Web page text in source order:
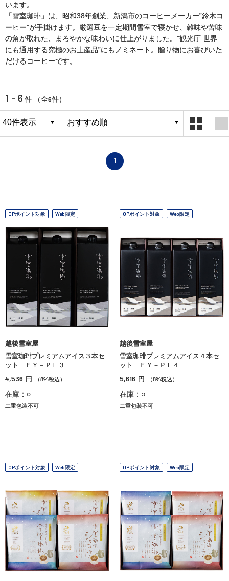
います。
「雪室珈琲」は、昭和38年創業、新潟市のコーヒーメーカー”鈴木コ
ーヒー”が手掛けます。厳選豆を一定期間雪室で寝かせ、雑味や苦味
の角が取れた、まろやかな味わいに仕上がりました。”観光庁 世界
にも通用する究極のお土産品”にもノミネート。贈り物にお喜びいた
だけるコーヒーです。
1 - 6 件 （全6件）
1
OPポイント対象 Web限定
越後雪室屋
雪室珈琲プレミアムアイス３本セ
ット ＥＹ－ＰＬ３
4,536 円 （8%税込）
在庫：○
二重包装不可
OPポイント対象 Web限定
越後雪室屋
雪室珈琲プレミアムアイス４本セ
ット ＥＹ－ＰＬ４
5,616 円 （8%税込）
在庫：○
二重包装不可
OPポイント対象 Web限定 OPポイント対象 Web限定